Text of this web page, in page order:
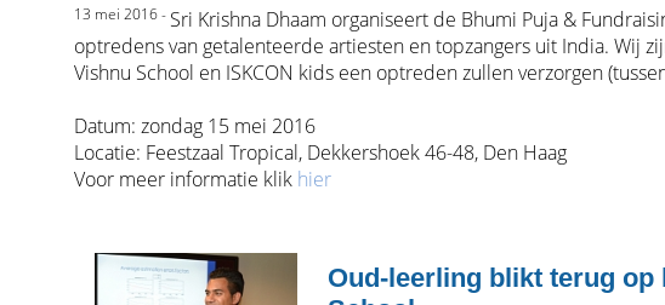
13 mei 2016 - Sri Krishna Dhaam organiseert de Bhumi Puja &
optredens van getalenteerde artiesten en topzangers uit India. Wij
Vishnu School en ISKCON kids een optreden zullen verzorgen
Datum: zondag 15 mei 2016
Locatie: Feestzaal Tropical, Dekkershoek 46-48, Den Haag
Voor meer informatie klik hier
Oud-leerling blikt terug